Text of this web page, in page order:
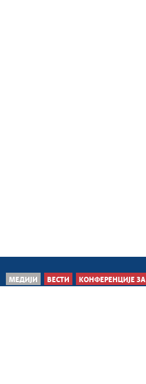
МЕДИЈИ ВЕСТИ КОНФЕРЕНЦИЈЕ